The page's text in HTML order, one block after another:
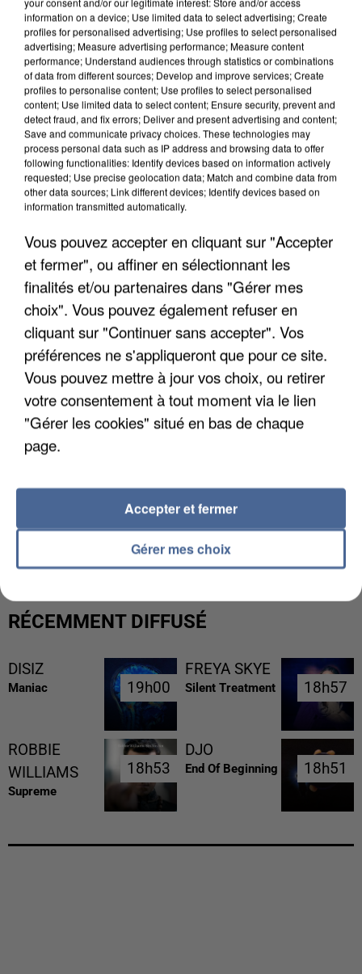
APRÈS TOUTES CES CANICULES, LES REFUGES
L’UN DES FONDATEURS SUPPOSÉS DE LA DZ
MAFIA INTERPELLÉ EN ALGÉRIE
RÉCEMMENT DIFFUSÉ
DISIZ
Maniac 19h00
19h00
FREYA SKYE
Silent Treatment 18h57
18h57
ROBBIE
WILLIAMS
Supreme
18h53
18h53
DJO
End Of Beginning 18h51
18h51
information on a device; Use limited data to select advertising; Create
profiles for personalised advertising; Use profiles to select personalised
advertising; Measure advertising performance; Measure content
performance; Understand audiences through statistics or combinations
of data from different sources; Develop and improve services; Create
profiles to personalise content; Use profiles to select personalised
content; Use limited data to select content; Ensure security, prevent and
detect fraud, and fix errors; Deliver and present advertising and content;
Save and communicate privacy choices. These technologies may
process personal data such as IP address and browsing data to offer
following functionalities: Identify devices based on information actively
requested; Use precise geolocation data; Match and combine data from
other data sources; Link different devices; Identify devices based on
information transmitted automatically.
Vous pouvez accepter en cliquant sur "Accepter
et fermer", ou affiner en sélectionnant les
finalités et/ou partenaires dans "Gérer mes
choix". Vous pouvez également refuser en
cliquant sur "Continuer sans accepter". Vos
préférences ne s'appliqueront que pour ce site.
Vous pouvez mettre à jour vos choix, ou retirer
votre consentement à tout moment via le lien
"Gérer les cookies" situé en bas de chaque
page.
Gérer mes choix
Accepter et fermer